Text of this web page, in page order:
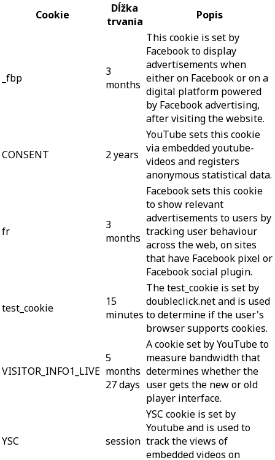
Cookie
Dĺžka
trvania
Popis
_fbp
3
months
This cookie is set by
Facebook to display
advertisements when
either on Facebook or on a
digital platform powered
by Facebook advertising,
after visiting the website.
CONSENT 2 years
YouTube sets this cookie
via embedded youtube-
videos and registers
anonymous statistical data.
fr
3
months
Facebook sets this cookie
to show relevant
advertisements to users by
tracking user behaviour
across the web, on sites
that have Facebook pixel or
Facebook social plugin.
test_cookie
15
minutes
The test_cookie is set by
doubleclick.net and is used
to determine if the user's
browser supports cookies.
VISITOR_INFO1_LIVE
5
months
27 days
A cookie set by YouTube to
measure bandwidth that
determines whether the
user gets the new or old
player interface.
YSC session
YSC cookie is set by
Youtube and is used to
track the views of
embedded videos on